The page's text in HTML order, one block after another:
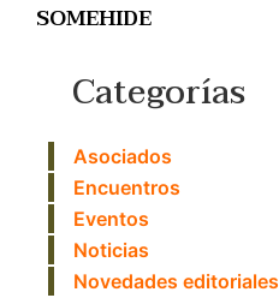
SOMEHIDE
Categorías
Asociados
Encuentros
Eventos
Noticias
Novedades editoriales